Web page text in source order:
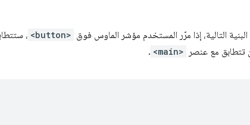
التالية، إذا مرّر المستخدم مؤشر الماوس فوق <button> ،
تتطابق مع عنصر <main>
.